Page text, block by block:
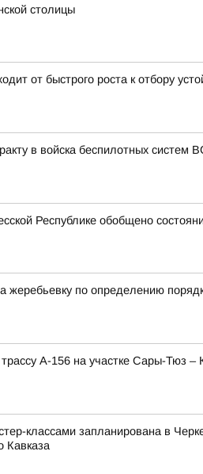
столицы
от быстрого роста к отбору
в войска беспилотных
Республике обобщено
жеребьевку по определению
А-156 на участке Сары-Тюз –
классами запланирована в
Кавказа